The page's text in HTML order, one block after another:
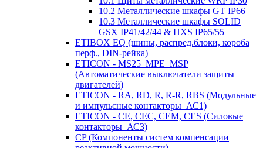
10.2 Металлические шкафы GT IP66
10.3 Металлические шкафы SOLID
GSX IP41/42/44 & HXS IP65/55
ETIBOX EQ (шины, распред.блоки, короба
перф., DIN-рейка)
ETICON - MS25_MPE_MSP
(Автоматические выключатели защиты
двигателей)
ETICON - RA, RD, R, R-R, RBS (Модульные
и импульсные контакторы_АС1)
ETICON - CE, CEC, CEM, CES (Силовые
контакторы_АС3)
CP (Компоненты систем компенсации